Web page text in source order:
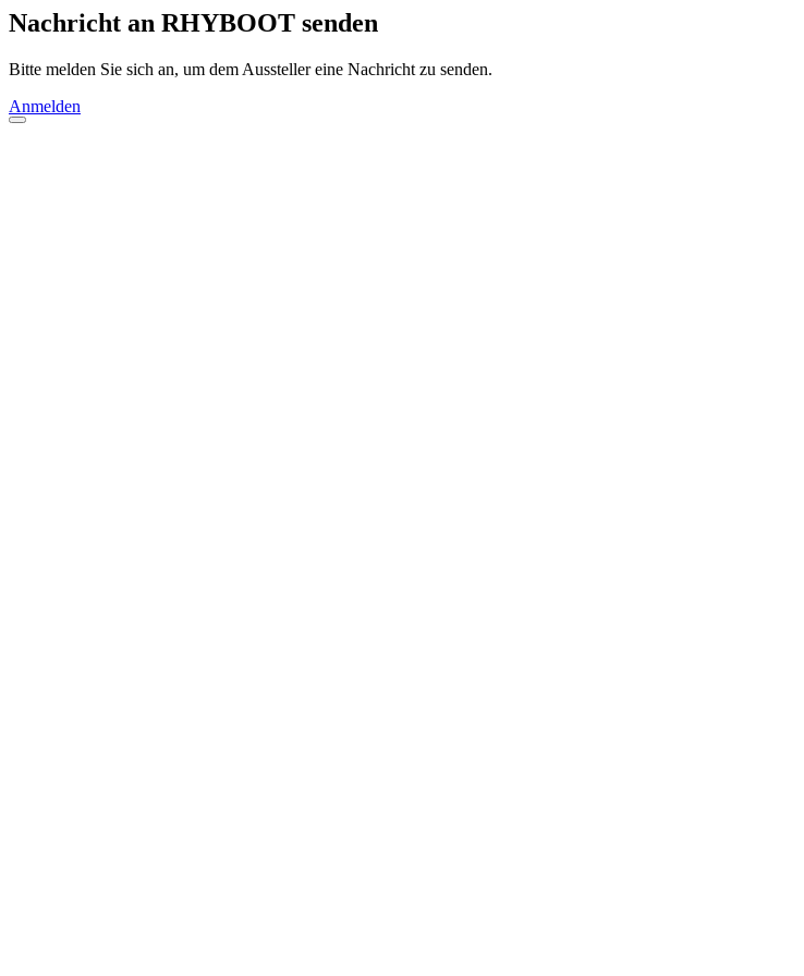
Nachricht an RHYBOOT senden
Bitte melden Sie sich an, um dem Aussteller eine Nachricht zu senden.
Anmelden